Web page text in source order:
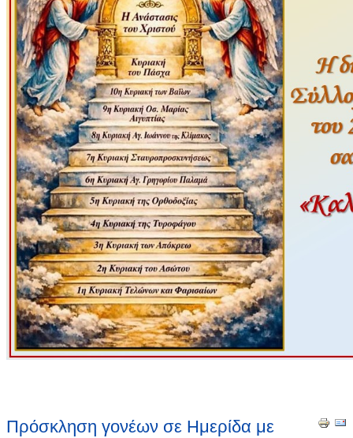
Πρόσκληση γονέων σε Ημερίδα με